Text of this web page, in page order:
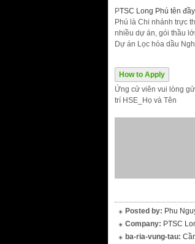
PTSC Long Phú tên
Phú là Chi nhánh trực
nhiều dự án, gói thầu
Dự án Lọc hóa dầu
How to Apply
Ứng cử viên vui lòng
trí HSE_Họ và Tên
Posted by: Phu
Company: PTSC
ba-ria-vung-tau: